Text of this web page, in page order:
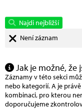
Najdi nejbližší
Není záznam
Jak je možné, že
Záznamy v této sekci
nebo kategorií. A je
kombinaci, pro kterou
doporučujeme